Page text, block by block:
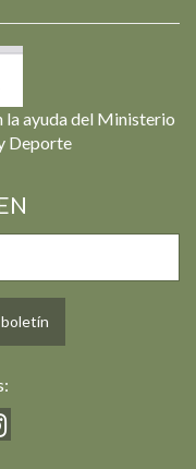
la ayuda del Ministerio
Deporte